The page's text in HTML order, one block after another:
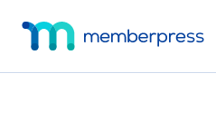
content
barre
de
supplémentaire